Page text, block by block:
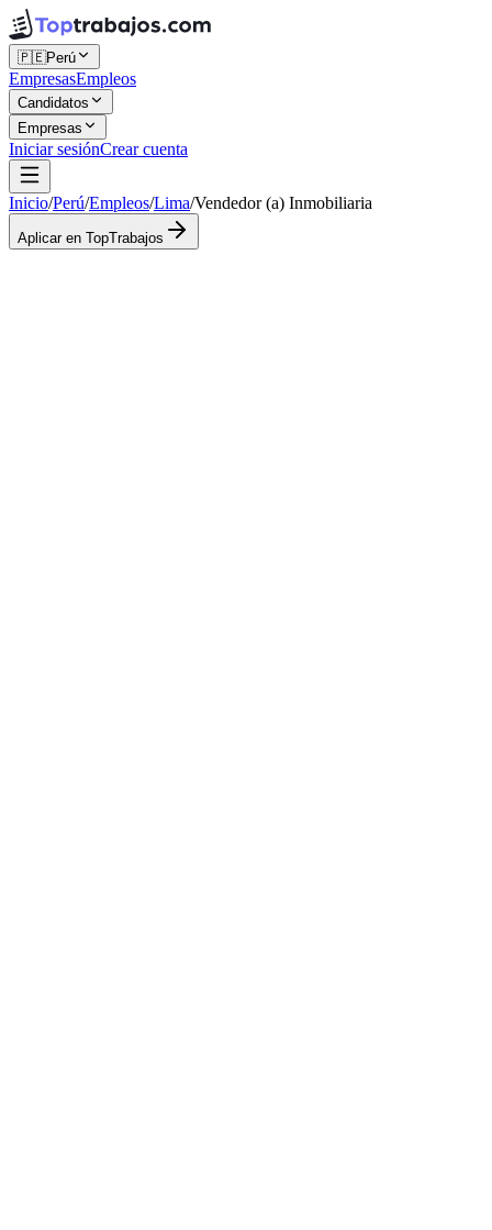
🇵🇪Perú
EmpresasEmpleos
Candidatos
Empresas
Iniciar sesiónCrear cuenta
Inicio/Perú/Empleos/Lima/Vendedor (a) Inmobiliaria
Aplicar en TopTrabajos